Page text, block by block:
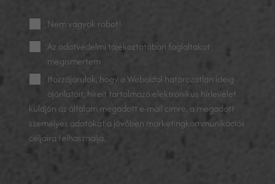
Nem vagyok robot!
Az adatvédelmi tájékoztatóban foglaltakat
megismertem
Hozzájárulok, hogy a Weboldal határozatlan ideig
ajánlatait, híreit tartalmazó elektronikus hírlevelet
küldjön az általam megadott e-mail címre, a megadott
személyes adatokat a jövőben marketingkommunikációs
céljaira felhasználja.